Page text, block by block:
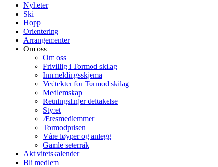
Nyheter
Ski
Hopp
Orientering
Arrangementer
Om oss
Om oss
Frivillig i Tormod skilag
Innmeldingsskjema
Vedtekter for Tormod skilag
Medlemskap
Retningslinjer deltakelse
Styret
Æresmedlemmer
Tormodprisen
Våre løyper og anlegg
Gamle seterråk
Aktivitetskalender
Bli medlem